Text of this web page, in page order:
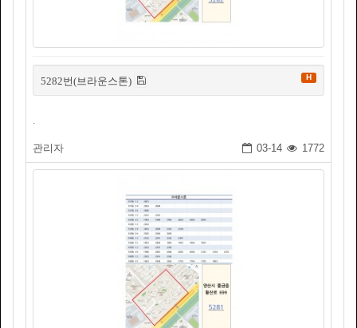
5282번(브라운스톤) H
.
관리자 03-14 1772